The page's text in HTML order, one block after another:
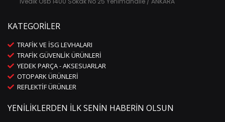
KATEGORILER
TRAFIK VE İSG LEVHALARI
TRAFIK GÜVENLIK ÜRÜNLERI
YEDEK PARÇA - AKSESUARLAR
OTOPARK ÜRÜNLERI
REFLEKTIF ÜRÜNLER
YENILIKLERDEN İLK SENIN HABERIN OLSUN